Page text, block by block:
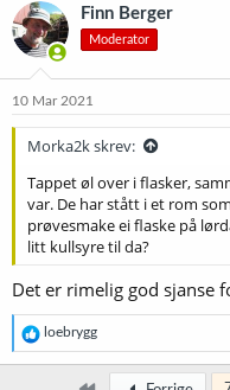
Finn Berger
Moderator
10 Mar 2021
Morka2k skrev:
Tappet øl over i flasker,
var. De har stått i et rom
prøvesmake ei flaske på
litt kullsyre til da?
Det er rimelig god sjanse
R
e
a
loebrygg